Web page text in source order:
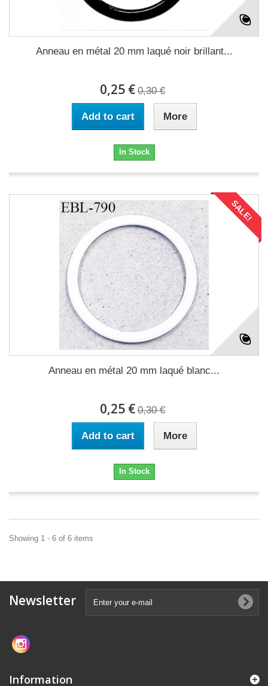
Anneau en métal 20 mm laqué noir brillant...
0,25 € 0,30 €
Add to cart More
In Stock
SALE!
Anneau en métal 20 mm laqué blanc...
0,25 € 0,30 €
Add to cart More
In Stock
Showing 1 - 6 of 6 items
Newsletter
Information